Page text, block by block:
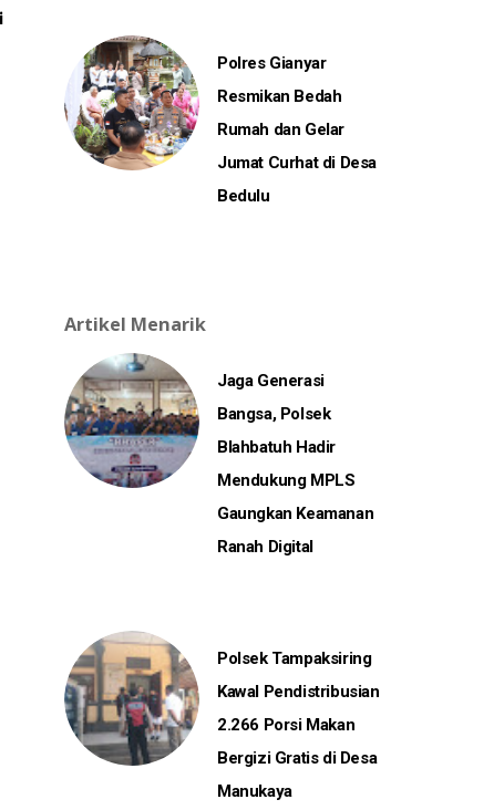
Polres Gianyar
Resmikan Bedah
Rumah dan Gelar
Jumat Curhat di Desa
Bedulu
Artikel Menarik
Jaga Generasi
Bangsa, Polsek
Blahbatuh Hadir
Mendukung MPLS
Gaungkan Keamanan
Ranah Digital
Polsek Tampaksiring
Kawal Pendistribusian
2.266 Porsi Makan
Bergizi Gratis di Desa
Manukaya